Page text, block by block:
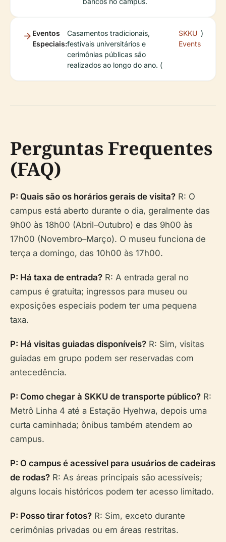
Eventos
Especiais:
Casamentos tradicionais,
festivais universitários e
cerimônias públicas são
realizados ao longo do ano. (
SKKU
Events
)
Perguntas Frequentes
(FAQ)
P: Quais são os horários gerais de visita? R: O
campus está aberto durante o dia, geralmente das
9h00 às 18h00 (Abril–Outubro) e das 9h00 às
17h00 (Novembro–Março). O museu funciona de
terça a domingo, das 10h00 às 17h00.
P: Há taxa de entrada? R: A entrada geral no
campus é gratuita; ingressos para museu ou
exposições especiais podem ter uma pequena
taxa.
P: Há visitas guiadas disponíveis? R: Sim, visitas
guiadas em grupo podem ser reservadas com
antecedência.
P: Como chegar à SKKU de transporte público? R:
Metrô Linha 4 até a Estação Hyehwa, depois uma
curta caminhada; ônibus também atendem ao
campus.
P: O campus é acessível para usuários de cadeiras
de rodas? R: As áreas principais são acessíveis;
alguns locais históricos podem ter acesso limitado.
P: Posso tirar fotos? R: Sim, exceto durante
cerimônias privadas ou em áreas restritas.